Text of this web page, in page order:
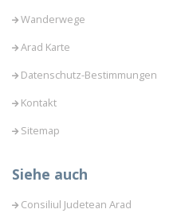
Wanderwege
Arad Karte
Datenschutz-Bestimmungen
Kontakt
Sitemap
Siehe auch
Consiliul Judetean Arad